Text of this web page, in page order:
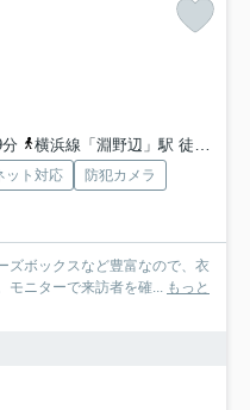
横浜線「淵野辺」駅 徒歩68分
ット対応
防犯カメラ
ズボックスなど豊富なので、衣
ニターで来訪者を確...
もっと